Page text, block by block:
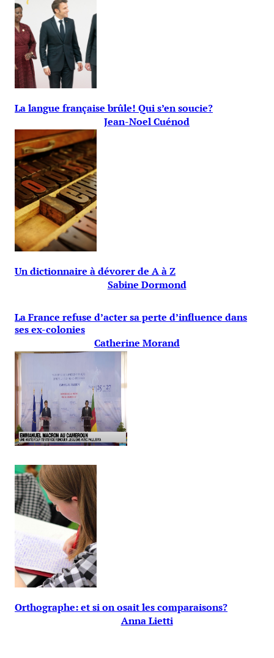
La langue française brûle! Qui s’en soucie?
Jean-Noel Cuénod
Un dictionnaire à dévorer de A à Z
Sabine Dormond
La France refuse d’acter sa perte d’influence dans
ses ex-colonies
Catherine Morand
Orthographe: et si on osait les comparaisons?
Anna Lietti